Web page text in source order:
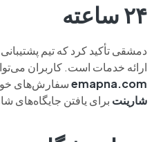
۲۴ ساعته
دمشقی تأکید کرد که تیم پشتیبانی
ارائه خدمات است. کاربران
emapna.comسفارش‌های خود
شارینت برای یافتن جایگاه‌های